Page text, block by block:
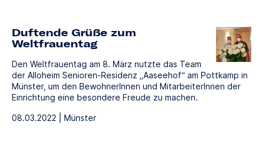
Duftende Grüße zum
Weltfrauentag
Den Weltfrauentag am 8. März nutzte das Team
der Alloheim Senioren-Residenz „Aaseehof“ am Pottkamp in
Münster, um den BewohnerInnen und MitarbeiterInnen der
Einrichtung eine besondere Freude zu machen.
08.03.2022 | Münster